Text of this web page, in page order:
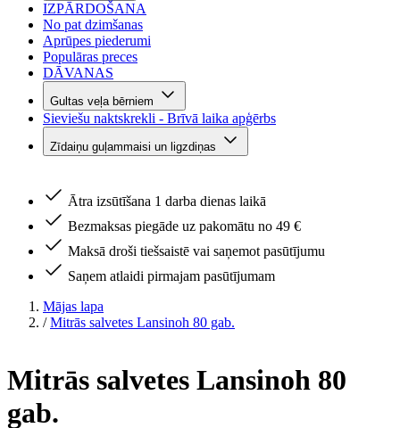
IZPĀRDOŠANA
No pat dzimšanas
Aprūpes piederumi
Populāras preces
DĀVANAS
Gultas veļa bērniem
Sieviešu naktskrekli - Brīvā laika apģērbs
Zīdaiņu guļammaisi un ligzdiņas
Ātra izsūtīšana 1 darba dienas laikā
Bezmaksas piegāde uz pakomātu no 49 €
Maksā droši tiešsaistē vai saņemot pasūtījumu
Saņem atlaidi pirmajam pasūtījumam
Mājas lapa
/ Mitrās salvetes Lansinoh 80 gab.
Mitrās salvetes Lansinoh 80
gab.